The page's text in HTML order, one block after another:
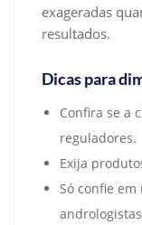
exageradas
resultados.
Dicas para
Confira se a
reguladores.
Exija
Só confie